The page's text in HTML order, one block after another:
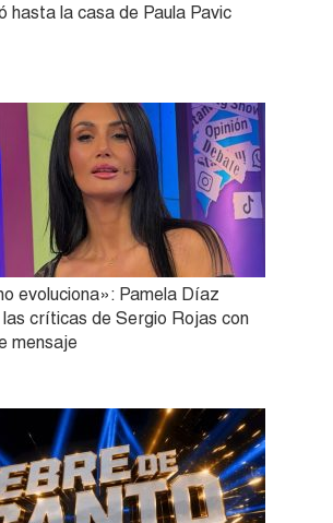
hasta la casa de Paula Pavic
evoluciona»: Pamela Díaz
críticas de Sergio Rojas con
mensaje